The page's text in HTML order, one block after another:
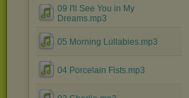
09 I'll See You in My
Dreams.mp3
05 Morning Lullabies.mp3
04 Porcelain Fists.mp3